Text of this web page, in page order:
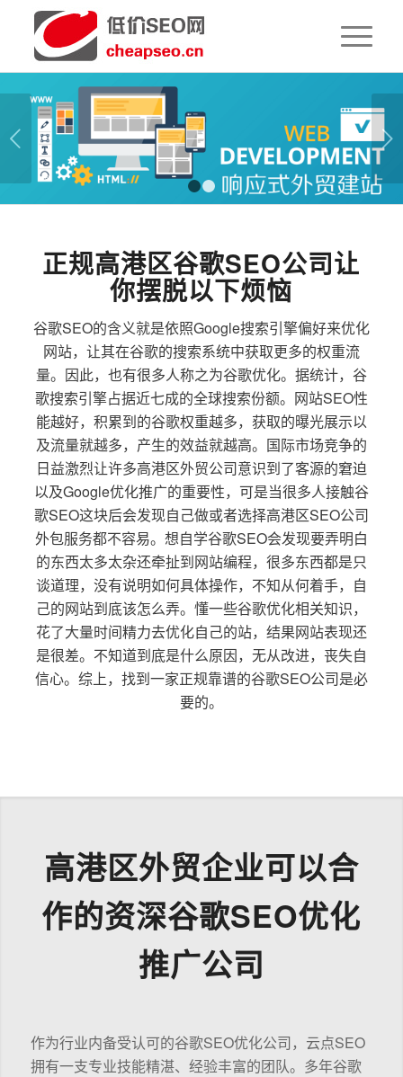
下一页
1 2
正规高港区谷歌SEO公司让
你摆脱以下烦恼
谷歌SEO的含义就是依照Google搜索引擎偏好来优化
网站，让其在谷歌的搜索系统中获取更多的权重流
量。因此，也有很多人称之为谷歌优化。据统计，谷
歌搜索引擎占据近七成的全球搜索份额。网站SEO性
能越好，积累到的谷歌权重越多，获取的曝光展示以
及流量就越多，产生的效益就越高。国际市场竞争的
日益激烈让许多高港区外贸公司意识到了客源的窘迫
以及Google优化推广的重要性，可是当很多人接触谷
歌SEO这块后会发现自己做或者选择高港区SEO公司
外包服务都不容易。想自学谷歌SEO会发现要弄明白
的东西太多太杂还牵扯到网站编程，很多东西都是只
谈道理，没有说明如何具体操作，不知从何着手，自
己的网站到底该怎么弄。懂一些谷歌优化相关知识，
花了大量时间精力去优化自己的站，结果网站表现还
是很差。不知道到底是什么原因，无从改进，丧失自
信心。综上，找到一家正规靠谱的谷歌SEO公司是必
要的。
高港区外贸企业可以合
作的资深谷歌SEO优化
推广公司
作为行业内备受认可的谷歌SEO优化公司，云点SEO
拥有一支专业技能精湛、经验丰富的团队。多年谷歌